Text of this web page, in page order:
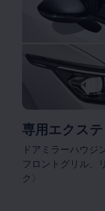
専用エクス
ドアミラーハウジ
フロントグリル、
ク〉